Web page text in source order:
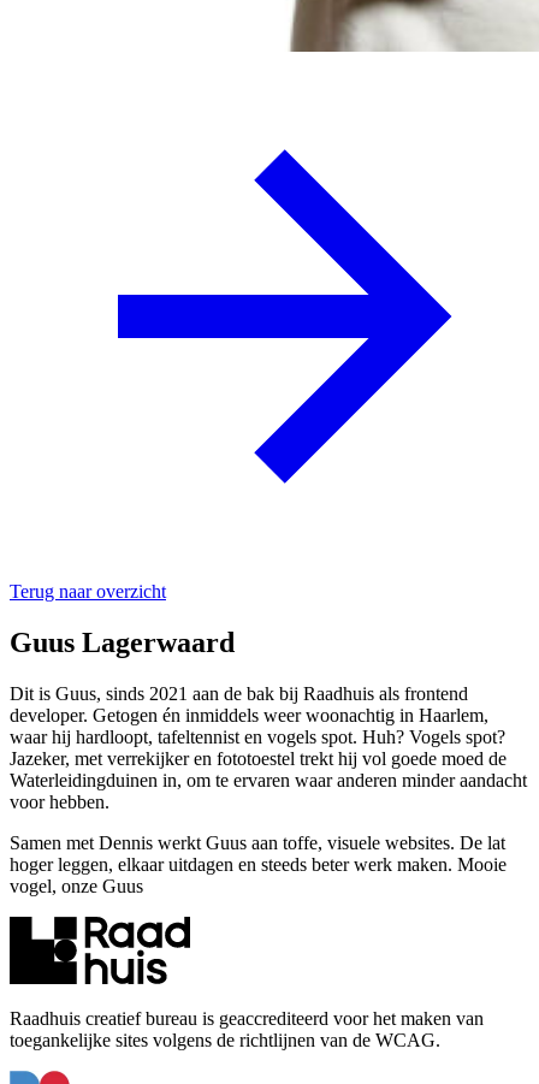
Terug naar overzicht
Guus Lagerwaard
Dit is Guus, sinds 2021 aan de bak bij Raadhuis als frontend
developer. Getogen én inmiddels weer woonachtig in Haarlem,
waar hij hardloopt, tafeltennist en vogels spot. Huh? Vogels spot?
Jazeker, met verrekijker en fototoestel trekt hij vol goede moed de
Waterleidingduinen in, om te ervaren waar anderen minder aandacht
voor hebben.
Samen met Dennis werkt Guus aan toffe, visuele websites. De lat
hoger leggen, elkaar uitdagen en steeds beter werk maken. Mooie
vogel, onze Guus
Raadhuis creatief bureau is geaccrediteerd voor het maken van
toegankelijke sites volgens de richtlijnen van de WCAG.